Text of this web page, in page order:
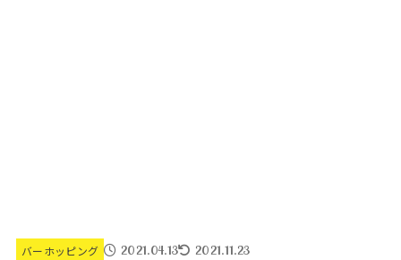
バーホッピング 2021.04.13 2021.11.23